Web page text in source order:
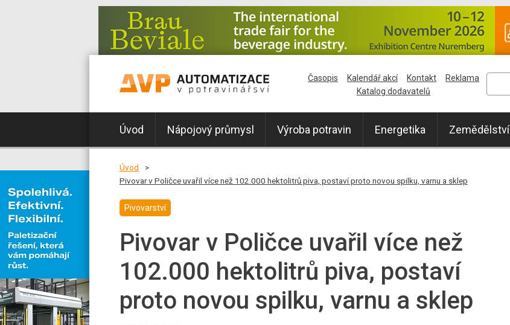
Úvod Nápojový průmysl Výroba potravin Energetika Zemědělství
Časopis Kalendář akcí Kontakt
Reklama
Katalog dodavatelů
Úvod
Pivovar v Poličce uvařil více než 102.000 hektolitrů piva, postaví proto novou spilku, varnu a sklep
Pivovarství
Pivovar v Poličce uvařil více než
102.000 hektolitrů piva, postaví
proto novou spilku, varnu a sklep